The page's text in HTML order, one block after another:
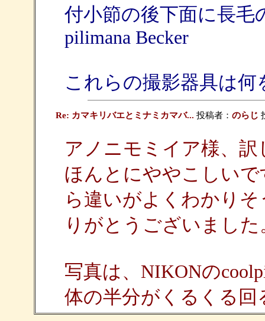
付小節の後下面に長毛
pilimana Becker
これらの撮影器具は
Re: カマキリバエとミナミカマバ... 投稿者： のらじ
アノニモミイア様、
ほんとにややこしい
ら違いがよくわかり
りがとうございました
写真は、NIKONの
体の半分がくるくる